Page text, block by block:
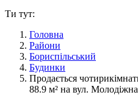
Ти тут:
Головна
Райони
Бориспільський
Будинки
Продається
88.9 м² на вул. Молодіжна